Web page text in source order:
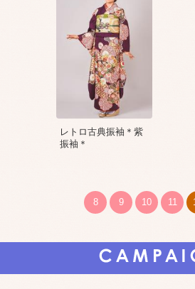
レトロ古典振袖＊紫
振袖＊
8 9 10 11